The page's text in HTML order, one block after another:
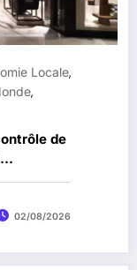
Locale,
,
de
02/08/2026